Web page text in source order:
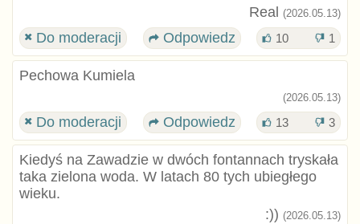
Real (2026.05.13)
Do moderacji Odpowiedz 10 1
Pechowa Kumiela
(2026.05.13)
Do moderacji Odpowiedz 13 3
Kiedyś na Zawadzie w dwóch fontannach tryskała
taka zielona woda. W latach 80 tych ubiegłego
wieku.
:)) (2026.05.13)